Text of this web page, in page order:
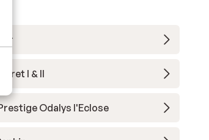
I & II
Odalys l'Eclose